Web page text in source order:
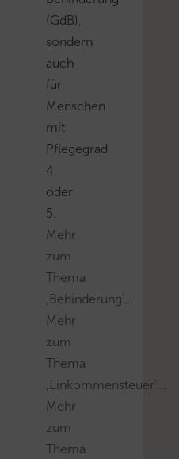
(GdB),
sondern
auch
für
Menschen
mit
Pflegegrad
4
oder
5.
Mehr
zum
Thema
‚Behinderung’…
Mehr
zum
Thema
‚Einkommensteuer’…
Mehr
zum
Thema